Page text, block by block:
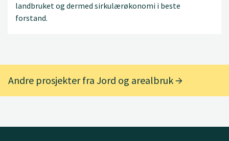
landbruket og dermed sirkulærøkonomi i beste
forstand.
Andre prosjekter fra Jord og arealbruk